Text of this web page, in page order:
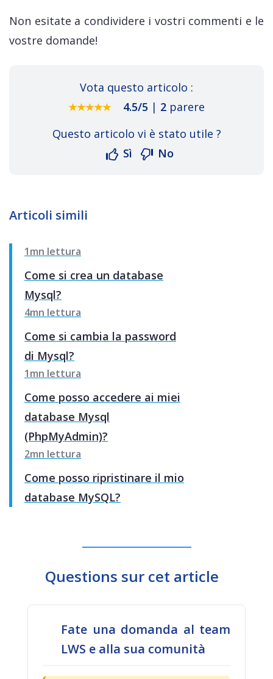
Non esitate a condividere i vostri commenti e le
vostre domande!
Vota questo articolo :
4.5/5 | 2 parere
Questo articolo vi è stato utile ?
Sì
No
Articoli simili
1mn lettura
Come si crea un database
Mysql?
4mn lettura
Come si cambia la password
di Mysql?
1mn lettura
Come posso accedere ai miei
database Mysql
(PhpMyAdmin)?
2mn lettura
Come posso ripristinare il mio
database MySQL?
Questions sur cet article
Fate una domanda al team
LWS e alla sua comunità